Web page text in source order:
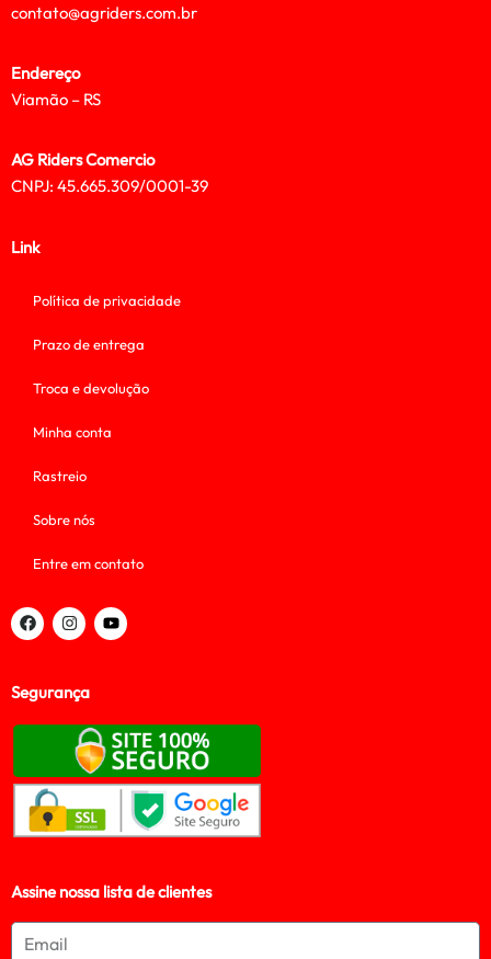
contato@agriders.com.br
Endereço
Viamão – RS
AG Riders Comercio
CNPJ: 45.665.309/0001-39
Link
Política de privacidade
Prazo de entrega
Troca e devolução
Minha conta
Rastreio
Sobre nós
Entre em contato
Segurança
Assine nossa lista de clientes